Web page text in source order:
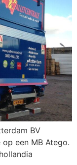
BV
een MB Atego.